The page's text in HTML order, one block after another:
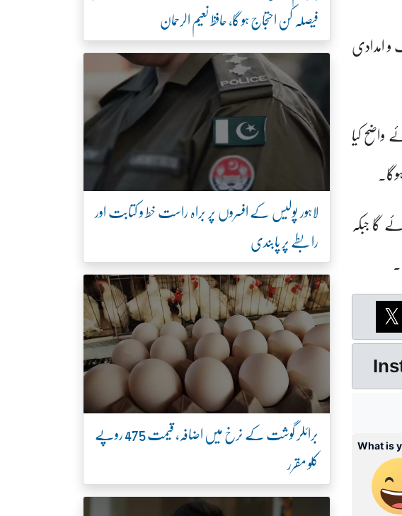
امدادی
کیا
گا جبکہ
فیصلہ کن احتجاج ہو گا، حافظ نعیم الرحمان
لاہور پولیس کے افسروں پر براہ راست خط و کتابت اور
رابطے پر پابندی
برائلر گوشت کے نرخ میں اضافہ، قیمت 475 روپے
کلو مقرر